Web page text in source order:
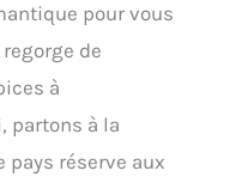
pour vous
de
à
partons à la
pays réserve aux